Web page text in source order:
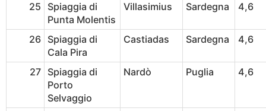
25
Spiaggia di
Punta Molentis
Villasimius Sardegna 4,6
26 Spiaggia di
Cala Pira
Castiadas Sardegna 4,6
27 Spiaggia di
Porto
Selvaggio
Nardò Puglia 4,6